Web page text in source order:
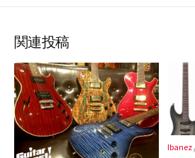
ア
マ
ー
ク
に
保
関連投稿
Ibanez